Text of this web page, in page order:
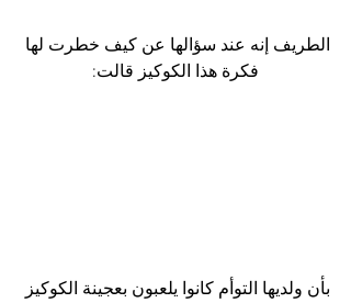
الطريف إنه عند سؤالها عن كيف خطرت لها
فكرة هذا الكوكيز قالت:
بأن ولديها التوأم كانوا يلعبون بعجينة الكوكيز